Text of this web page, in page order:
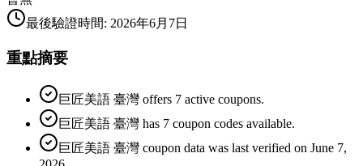
最後驗證時間: 2026年6月7日
重點摘要
巨匠美語 臺灣 offers 7 active coupons.
巨匠美語 臺灣 has 7 coupon codes available.
巨匠美語 臺灣 coupon data was last verified on June 7,